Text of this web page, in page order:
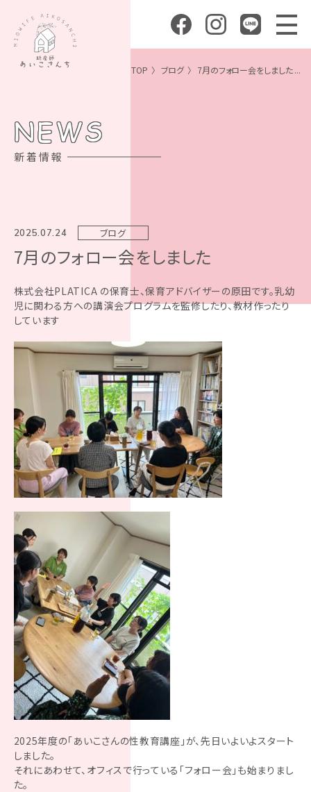
TOP ブログ 7月のフォロー会をしました ...
NEWS
新着情報
2025.07.24 ブログ
7月のフォロー会をしました
株式会社PLATICA の保育士、保育アドバイザーの原田です。乳幼
児に関わる方への講演会プログラムを監修したり、教材作ったり
しています
2025年度の「あいこさんの性教育講座」が、先日いよいよスタート
しました。
それにあわせて、オフィスで行っている「フォロー会」も始まりまし
た。